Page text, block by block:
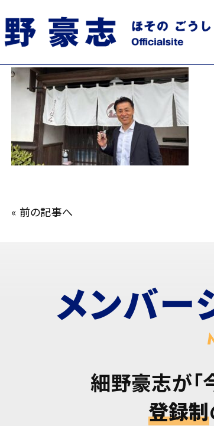
« 前の記事へ
メンバー
細野豪志が「
登録制